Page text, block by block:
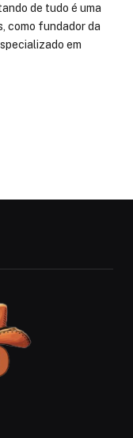
de tudo é uma
como fundador da
em